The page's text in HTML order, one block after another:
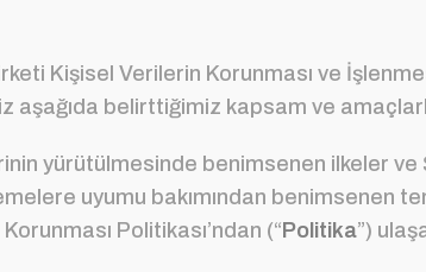
Kişisel Verilerin Korunması ve
aşağıda belirttiğimiz kapsam ve
yürütülmesinde benimsenen ilkeler ve
uyumu bakımından benimsenen
Politikası’ndan (“ Politika”)